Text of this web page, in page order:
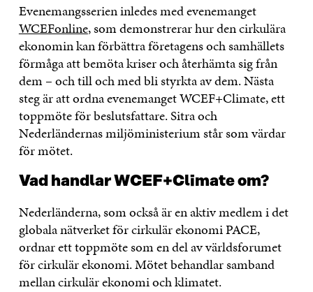
Evenemangsserien inledes med evenemanget
WCEFonline, som demonstrerar hur den cirkulära
ekonomin kan förbättra företagens och samhällets
förmåga att bemöta kriser och återhämta sig från
dem – och till och med bli styrkta av dem. Nästa
steg är att ordna evenemanget WCEF+Climate, ett
toppmöte för beslutsfattare. Sitra och
Nederländernas miljöministerium står som värdar
för mötet.
Vad handlar WCEF+Climate om?
Nederländerna, som också är en aktiv medlem i det
globala nätverket för cirkulär ekonomi PACE,
ordnar ett toppmöte som en del av världsforumet
för cirkulär ekonomi. Mötet behandlar samband
mellan cirkulär ekonomi och klimatet.